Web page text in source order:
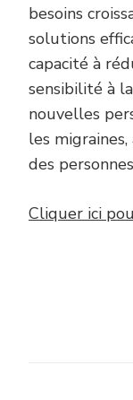
besoins
solutions
capacité à
sensibilité à
nouvelles
les
des
Cliquer ici